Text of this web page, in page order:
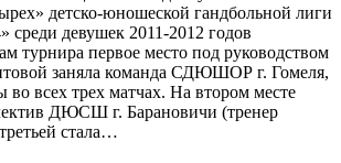
детско-юношеской гандбольной лиги
среди девушек 2011-2012 годов
турнира первое место под руководством
заняла команда СДЮШОР г. Гомеля,
во всех трех матчах. На втором месте
ДЮСШ г. Барановичи (тренер
стала…